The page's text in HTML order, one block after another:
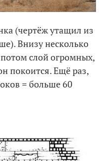
(чертёж утащил из
Внизу несколько
слой огромных,
покоится. Ещё раз,
= больше 60